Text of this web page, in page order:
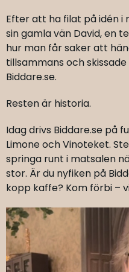
Efter att ha filat på idén i
sin gamla vän David, en
hur man får saker att
tillsammans och
Biddare.se.
Resten är historia.
Idag drivs Biddare.se på
Limone och Vinoteket.
springa runt i matsalen
stor. Är du nyfiken på
kopp kaffe? Kom förbi –